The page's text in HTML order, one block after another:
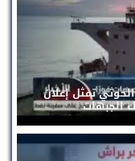
تمثل إعلان
الجبهات